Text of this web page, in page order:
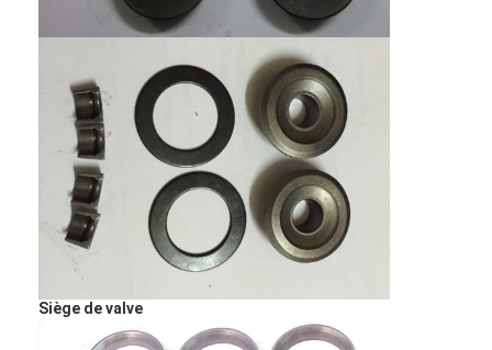
À la maison
Produits
Vidéos
À propos de nous
Visite de l'usine
Contrôle de la qualité
Siège de valve